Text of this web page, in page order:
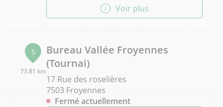
Voir plus
5
73.81 km
Bureau Vallée Froyennes
(Tournai)
17 Rue des roselières
7503 Froyennes
Fermé actuellement